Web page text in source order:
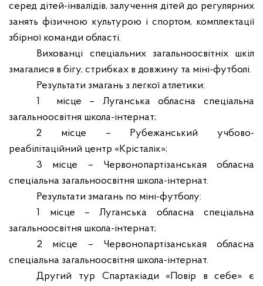
серед дітей-інвалідів, залучення дітей до регулярних
занять фізичною культурою і спортом, комплектації
збірної команди області.
Вихованці спеціальних загальноосвітніх шкіл
змагалися в бігу, стрибках в довжину та міні-футболі.
Результати змагань з легкої атлетики:
1
місце – Луганська обласна спеціальна
загальноосвітня школа-інтернат;
2 місце – Рубежанський учбово-
реабілітаційний центр «Крісталік»;
3 місце – Червонопартізанськая обласна
спеціальна загальноосвітня школа-інтернат.
Результати змагань по міні-футболу:
1 місце – Луганська обласна спеціальна
загальноосвітня школа-інтернат;
2 місце – Червонопартізанськая обласна
спеціальна загальноосвітня школа-інтернат.
Другий тур Спартакіади «Повір в себе» є